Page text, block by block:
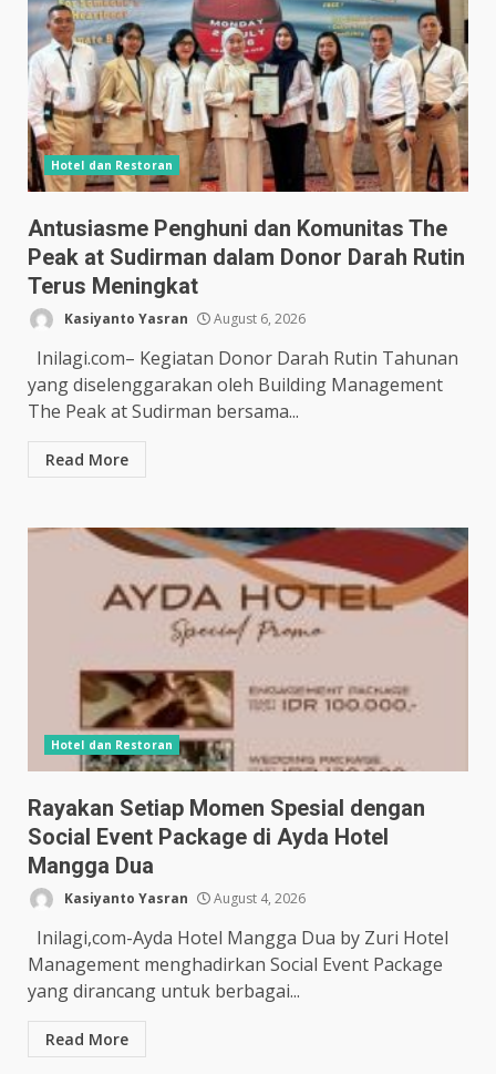
Hotel dan Restoran
Antusiasme Penghuni dan Komunitas The
Peak at Sudirman dalam Donor Darah Rutin
Terus Meningkat
Kasiyanto Yasran August 6, 2026
Inilagi.com– Kegiatan Donor Darah Rutin Tahunan
yang diselenggarakan oleh Building Management
The Peak at Sudirman bersama...
Read More
Hotel dan Restoran
Rayakan Setiap Momen Spesial dengan
Social Event Package di Ayda Hotel
Mangga Dua
Kasiyanto Yasran August 4, 2026
Inilagi,com-Ayda Hotel Mangga Dua by Zuri Hotel
Management menghadirkan Social Event Package
yang dirancang untuk berbagai...
Read More